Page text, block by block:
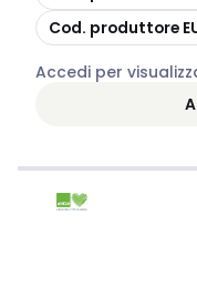
copia
Cod. produttore
Accedi per